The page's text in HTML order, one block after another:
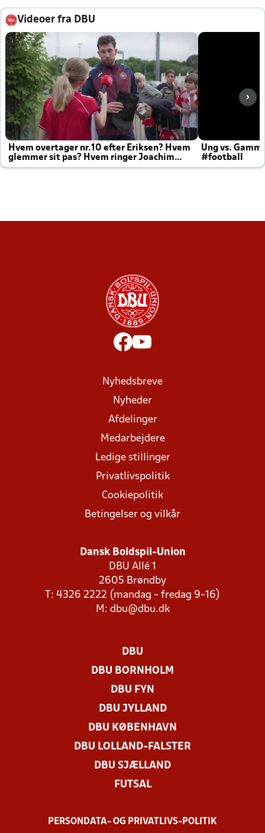
Videoer fra DBU
Hvem overtager nr.10 efter Eriksen? Hvem
glemmer sit pas? Hvem ringer Joachim
altid til efter kampe?
Ung vs.
#football
Nyhedsbreve
Nyheder
Afdelinger
Medarbejdere
Ledige stillinger
Privatlivspolitik
Cookiepolitik
Betingelser og vilkår
Dansk Boldspil-Union
DBU Allé 1
2605 Brøndby
T: 4326 2222 (mandag - fredag 9-16)
M: dbu@dbu.dk
DBU
DBU BORNHOLM
DBU FYN
DBU JYLLAND
DBU KØBENHAVN
DBU LOLLAND-FALSTER
DBU SJÆLLAND
FUTSAL
PERSONDATA- OG PRIVATLIVS-POLITIK